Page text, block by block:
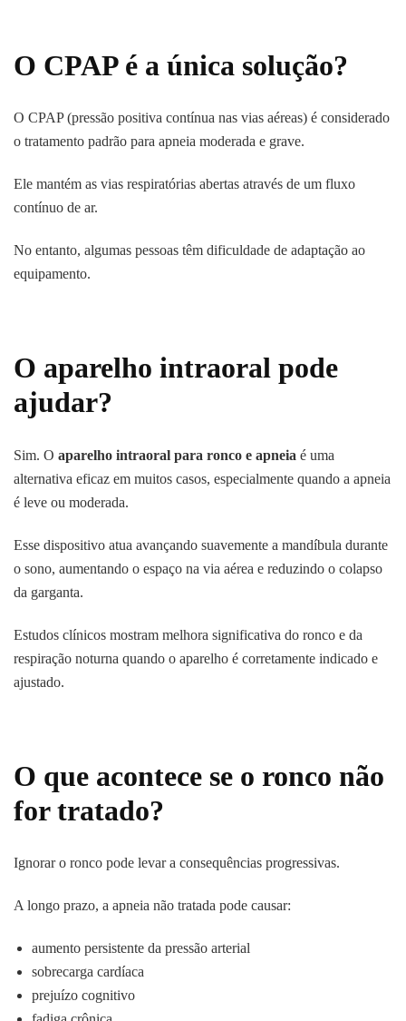
O CPAP é a única solução?
O CPAP (pressão positiva contínua nas vias aéreas) é considerado
o tratamento padrão para apneia moderada e grave.
Ele mantém as vias respiratórias abertas através de um fluxo
contínuo de ar.
No entanto, algumas pessoas têm dificuldade de adaptação ao
equipamento.
O aparelho intraoral pode
ajudar?
Sim. O aparelho intraoral para ronco e apneia é uma
alternativa eficaz em muitos casos, especialmente quando a apneia
é leve ou moderada.
Esse dispositivo atua avançando suavemente a mandíbula durante
o sono, aumentando o espaço na via aérea e reduzindo o colapso
da garganta.
Estudos clínicos mostram melhora significativa do ronco e da
respiração noturna quando o aparelho é corretamente indicado e
ajustado.
O que acontece se o ronco não
for tratado?
Ignorar o ronco pode levar a consequências progressivas.
A longo prazo, a apneia não tratada pode causar:
aumento persistente da pressão arterial
sobrecarga cardíaca
prejuízo cognitivo